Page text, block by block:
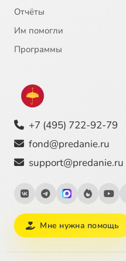
Отчёты
Им помогли
Программы
+7 (495) 722-92-79
fond@predanie.ru
support@predanie.ru
Мне нужна помощь